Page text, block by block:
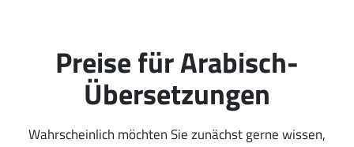
Preise für Arabisch-
Übersetzungen
Wahrscheinlich möchten Sie zunächst gerne wissen,